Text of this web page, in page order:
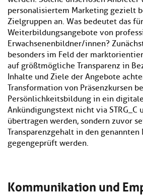
personalisiertem Marketing gezielt
Zielgruppen an. Was bedeutet das
Weiterbildungsangebote von
Erwachsenenbildner/innen?
besonders im Feld der
auf größtmögliche Transparenz in
Inhalte und Ziele der Angebote
Transformation von Präsenzkursen
Persönlichkeitsbildung in ein
Ankündigungstext nicht via STRG_C
übertragen werden, sondern zuvor
Transparenzgehalt in den genannten
gegengeprüft werden.
Kommunikation und